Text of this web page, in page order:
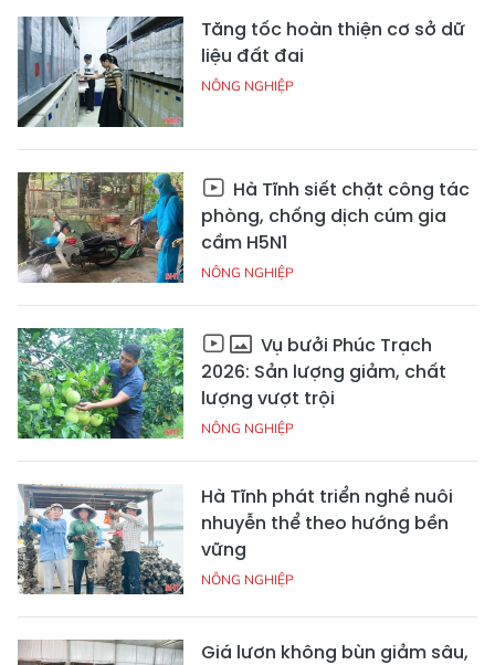
Tăng tốc hoàn thiện cơ sở dữ
liệu đất đai
NÔNG NGHIỆP
Hà Tĩnh siết chặt công tác
phòng, chống dịch cúm gia
cầm H5N1
NÔNG NGHIỆP
Vụ bưởi Phúc Trạch
2026: Sản lượng giảm, chất
lượng vượt trội
NÔNG NGHIỆP
Hà Tĩnh phát triển nghề nuôi
nhuyễn thể theo hướng bền
vững
NÔNG NGHIỆP
Giá lươn không bùn giảm sâu,